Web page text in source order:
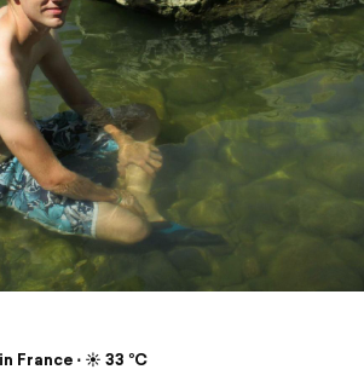
France ⋅ ☀️ 33 °C